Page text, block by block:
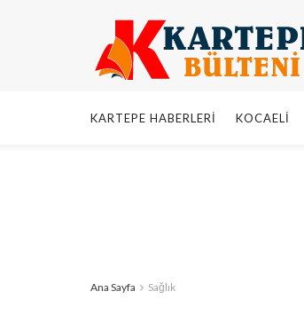
KARTEPE HABERLERI KOCAELI
Ana Sayfa Sağlık